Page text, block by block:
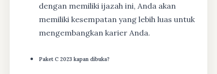
dengan memiliki ijazah ini, Anda akan
memiliki kesempatan yang lebih luas untuk
mengembangkan karier Anda.
Paket C 2023 kapan dibuka?